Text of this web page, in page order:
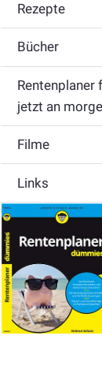
Rezepte
Bücher
Rentenplaner
jetzt an
Filme
Links